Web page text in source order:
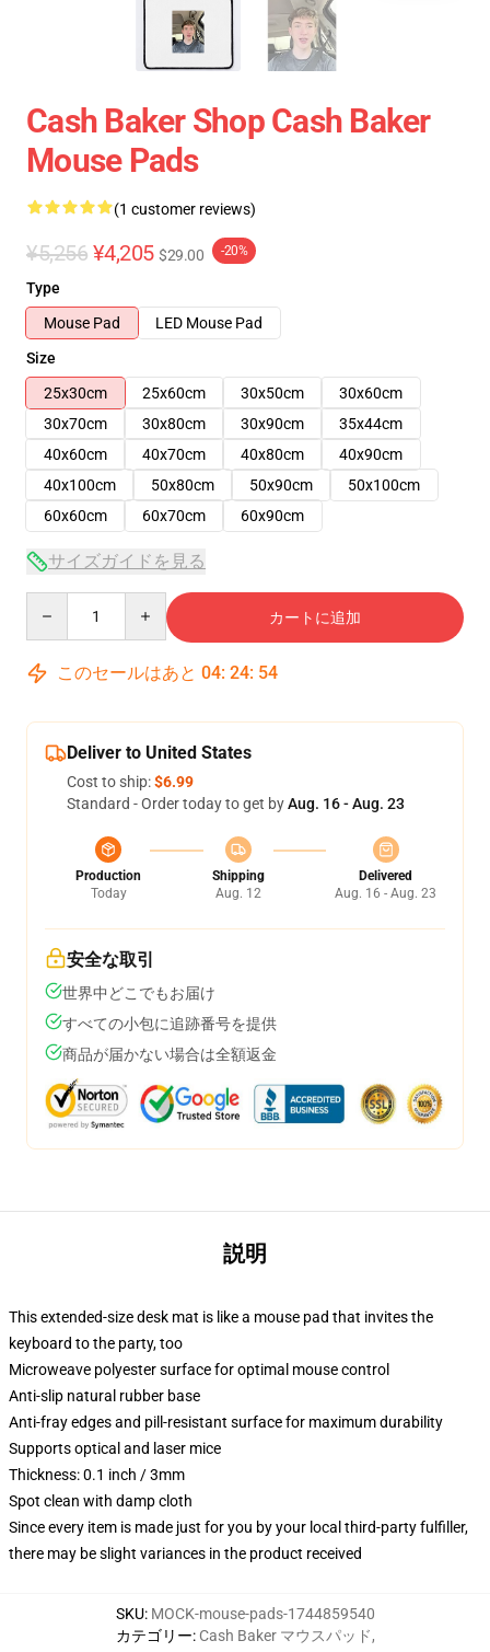
Cash Baker Shop Cash Baker
Mouse Pads
(1 customer reviews)
¥5,256 ¥4,205 $29.00 -20%
Type
Mouse Pad
LED Mouse Pad
Size
25x30cm
25x60cm 30x50cm
30x60cm
30x70cm
30x80cm 30x90cm
35x44cm
40x60cm
40x70cm 40x80cm
40x90cm
40x100cm
50x80cm 50x90cm
50x100cm
60x60cm
60x70cm 60x90cm
サイズガイドを見る
カートに追加
このセールはあと 04: 24: 53
Deliver to United States
Cost to ship:$6.99
Standard - Order today to get byAug. 16 - Aug. 23
Production
Today
Shipping
Aug. 12
Delivered
Aug. 16 - Aug. 23
安全な取引
世界中どこでもお届け
すべての小包に追跡番号を提供
商品が届かない場合は全額返金
説明
This extended-size desk mat is like a mouse pad that invites the
keyboard to the party, too
Microweave polyester surface for optimal mouse control
Anti-slip natural rubber base
Anti-fray edges and pill-resistant surface for maximum durability
Supports optical and laser mice
Thickness: 0.1 inch / 3mm
Spot clean with damp cloth
Since every item is made just for you by your local third-party fulfiller,
there may be slight variances in the product received
SKU: MOCK-mouse-pads-1744859540
カテゴリー: Cash Baker マウスパッド,